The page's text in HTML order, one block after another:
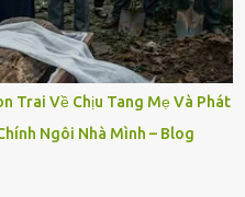
Trai Về Chịu Tang Mẹ Và Phát
Ngôi Nhà Mình – Blog